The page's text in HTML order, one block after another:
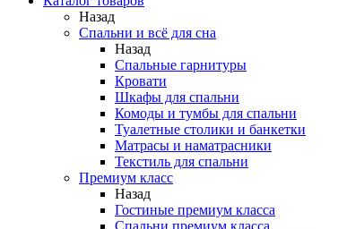
Назад
Спальни и всё для сна
Назад
Спальные гарнитуры
Кровати
Шкафы для спальни
Комоды и тумбы для спальни
Туалетные столики и банкетки
Матрасы и наматрасники
Текстиль для спальни
Премиум класс
Назад
Гостиные премиум класса
Спальни премиум класса